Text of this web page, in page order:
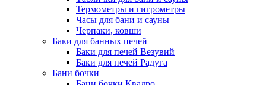
Термометры и гигрометры
Часы для бани и сауны
Черпаки, ковши
Баки для банных печей
Баки для печей Везувий
Баки для печей Радуга
Бани бочки